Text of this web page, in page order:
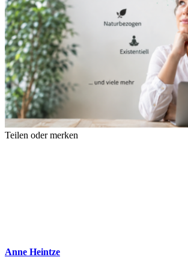
Teilen oder merken
Anne Heintze